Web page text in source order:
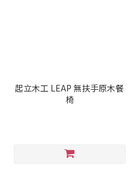
起立木工 LEAP 無扶手原木餐
椅